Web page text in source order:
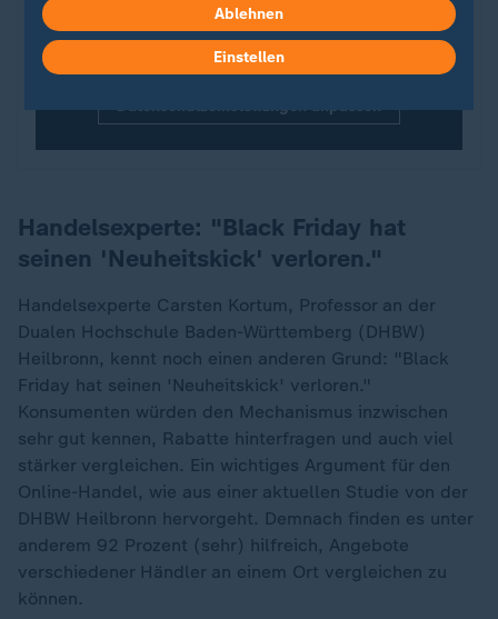
Infografiken anzeigen
Datenschutzeinstellungen anpassen
Handelsexperte: "Black Friday hat
seinen 'Neuheitskick' verloren."
Handelsexperte Carsten Kortum, Professor an der
Dualen Hochschule Baden-Württemberg (DHBW)
Heilbronn, kennt noch einen anderen Grund: "Black
Friday hat seinen 'Neuheitskick' verloren."
Konsumenten würden den Mechanismus inzwischen
sehr gut kennen, Rabatte hinterfragen und auch viel
stärker vergleichen. Ein wichtiges Argument für den
Online-Handel, wie aus einer aktuellen Studie von der
DHBW Heilbronn hervorgeht. Demnach finden es unter
anderem 92 Prozent (sehr) hilfreich, Angebote
verschiedener Händler an einem Ort vergleichen zu
können.
Ablehnen
Einstellen